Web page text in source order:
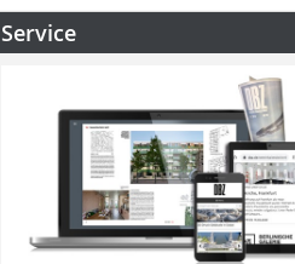
Service